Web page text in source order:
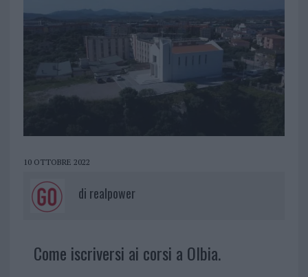
10 OTTOBRE 2022
di realpower
Come iscriversi ai corsi a Olbia.